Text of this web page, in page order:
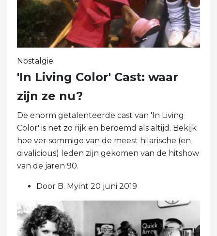
Nostalgie
'In Living Color' Cast: waar
zijn ze nu?
De enorm getalenteerde cast van 'In Living
Color' is net zo rijk en beroemd als altijd. Bekijk
hoe ver sommige van de meest hilarische (en
divalicious) leden zijn gekomen van de hitshow
van de jaren 90.
Door B. Myint 20 juni 2019